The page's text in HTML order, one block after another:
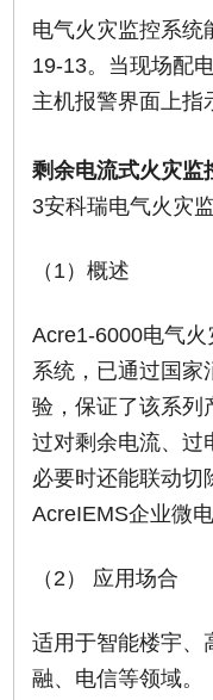
电气火灾监控系统
19-13。当现场配
主机报警界面上指
剩余电流式火灾监
3安科瑞电气火灾
（1）概述
Acre1-6000电气
系统，已通过国家
验，保证了该系列
过对剩余电流、过
必要时还能联动切
AcreIEMS企业微
（2） 应用场合
适用于智能楼宇、
融、电信等领域。